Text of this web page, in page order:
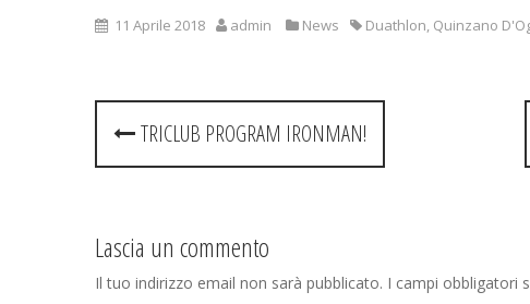
11 Aprile 2018 admin News Duathlon, Quinzano
Post
navigation
TRICLUB PROGRAM IRONMAN!
Lascia un commento
Il tuo indirizzo email non sarà pubblicato. I campi obbligatori